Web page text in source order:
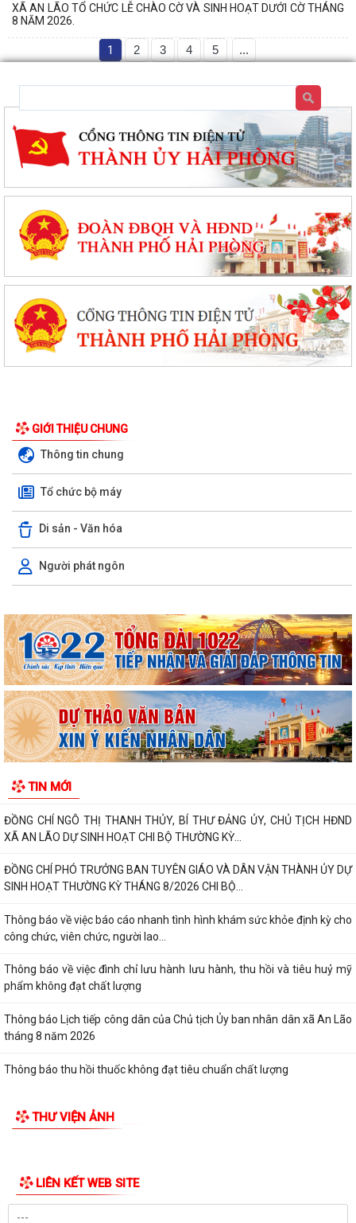
XÃ AN LÃO TỔ CHỨC LỄ CHÀO CỜ VÀ SINH HOẠT DƯỚI CỜ THÁNG
8 NĂM 2026.
1 2 3 4 5 ...
GIỚI THIỆU CHUNG
Thông tin chung
Tổ chức bộ máy
Di sản - Văn hóa
Người phát ngôn
TIN MỚI
XÃ AN LÃO TỔ CHỨC TẬP HUẤN TÍCH HỢP NỀN TẢNG MISA iGOV VÀ
HẢI PHÒNG QUYẾT TÂM THỰC HIỆN MỤC TIÊU TĂNG TRƯỞNG GRDP
XÃ AN LÃO TỔ CHỨC HỘI NGHỊ ĐỐI THOẠI GIỮA NGƯỜI ĐỨNG ĐẦU
CẤP ỦY, CHÍNH QUYỀN VỚI NHÂN DÂN NĂM 2026.
XÃ AN LÃO GIAO BAN CÔNG TÁC CẢI CÁCH HÀNH CHÍNH QUÝ III NĂM
2026
XÃ AN LÃO TỔ CHỨC LỄ CHÀO CỜ VÀ SINH HOẠT DƯỚI CỜ THÁNG 8
NĂM 2026.
ĐỒNG CHÍ NGÔ THỊ THANH THỦY, BÍ THƯ ĐẢNG ỦY, CHỦ TỊCH HĐND
XÃ AN LÃO DỰ SINH HOẠT CHI BỘ THƯỜNG KỲ...
ĐỒNG CHÍ PHÓ TRƯỞNG BAN TUYÊN GIÁO VÀ DÂN VẬN THÀNH ỦY DỰ
Thông báo về việc báo cáo nhanh tình hình khám sức khỏe định kỳ cho
Thông báo về việc đình chỉ lưu hành lưu hành, thu hồi và tiêu huỷ mỹ
Thông báo Lịch tiếp công dân của Chủ tịch Ủy ban nhân dân xã An Lão
Thông báo thu hồi thuốc không đạt tiêu chuẩn chất lượng
ĐOÀN KIỂM TRA LIÊN NGÀNH XÃ AN LÃO KIỂM TRA CÔNG TÁC BẢO
Đảng ủy - HĐND - UBND - Ủy ban MTTQ Việt Nam xã An Lão dâng
CÁC GIA ĐÌNH CHÍNH SÁCH NHÂN DỊP 27/7
ĐỒNG CHÍ NGUYỄN VĂN QUANG, PHÓ BÍ THƯ THƯỜNG TRỰC ĐẢNG ỦY
THƯ VIỆN ẢNH